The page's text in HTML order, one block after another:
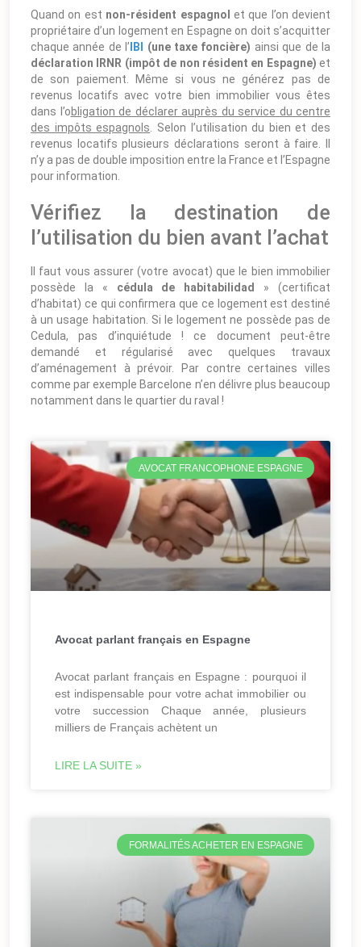
Quand on est non-résident espagnol et que l’on devient
propriétaire d’un logement en Espagne on doit s’acquitter
chaque année de l’ IBI (une taxe foncière) ainsi que de la
déclaration IRNR (impôt de non résident en Espagne) et
de son paiement. Même si vous ne générez pas de
revenus locatifs avec votre bien immobilier vous êtes
dans l’obligation de déclarer auprès du service du centre
des impôts espagnols. Selon l’utilisation du bien et des
revenus locatifs plusieurs déclarations seront à faire. Il
n’y a pas de double imposition entre la France et l’Espagne
pour information.
Vérifiez la destination de
l’utilisation du bien avant l’achat
Il faut vous assurer (votre avocat) que le bien immobilier
possède la « cédula de habitabilidad
» (certificat
d’habitat) ce qui confirmera que ce logement est destiné
à un usage habitation. Si le logement ne possède pas de
Cedula, pas d’inquiétude ! ce document peut-être
demandé et régularisé avec quelques travaux
d’aménagement à prévoir. Par contre certaines villes
comme par exemple Barcelone n’en délivre plus beaucoup
notamment dans le quartier du raval !
AVOCAT FRANCOPHONE ESPAGNE
Avocat parlant français en Espagne
Avocat parlant français en Espagne : pourquoi il
est indispensable pour votre achat immobilier ou
votre succession Chaque année, plusieurs
milliers de Français achètent un
LIRE LA SUITE »
FORMALITÉS ACHETER EN ESPAGNE